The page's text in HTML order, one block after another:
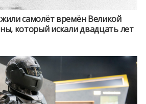
самолёт времён Великой
который искали двадцать лет